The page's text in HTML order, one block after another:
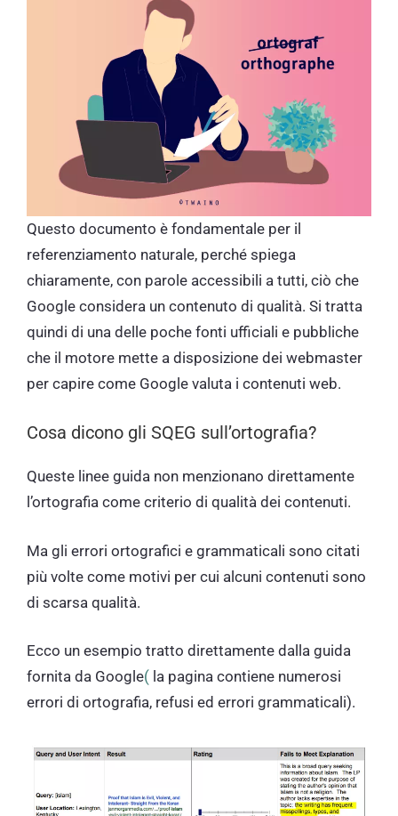
Questo documento è fondamentale per il
referenziamento naturale, perché spiega
chiaramente, con parole accessibili a tutti, ciò che
Google considera un contenuto di qualità. Si tratta
quindi di una delle poche fonti ufficiali e pubbliche
che il motore mette a disposizione dei webmaster
per capire come Google valuta i contenuti web.
Cosa dicono gli SQEG sull’ortografia?
Queste linee guida non menzionano direttamente
l’ortografia come criterio di qualità dei contenuti.
Ma gli errori ortografici e grammaticali sono citati
più volte come motivi per cui alcuni contenuti sono
di scarsa qualità.
Ecco un esempio tratto direttamente dalla guida
fornita da Google( la pagina contiene numerosi
errori di ortografia, refusi ed errori grammaticali).